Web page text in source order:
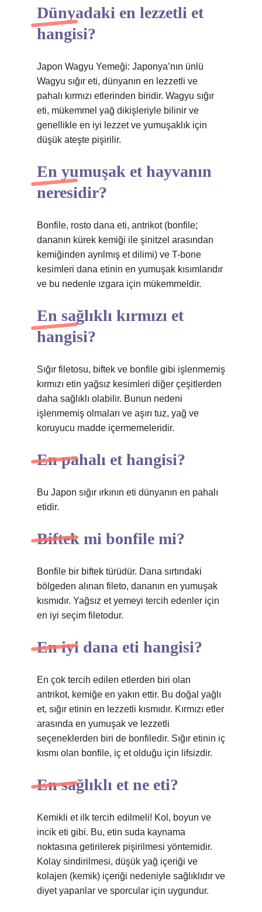
Dünyadaki en lezzetli et
hangisi?
Japon Wagyu Yemeği: Japonya’nın ünlü
Wagyu sığır eti, dünyanın en lezzetli ve
pahalı kırmızı etlerinden biridir. Wagyu sığır
eti, mükemmel yağ dikişleriyle bilinir ve
genellikle en iyi lezzet ve yumuşaklık için
düşük ateşte pişirilir.
En yumuşak et hayvanın
neresidir?
Bonfile, rosto dana eti, antrikot (bonfile;
dananın kürek kemiği ile şinitzel arasından
kemiğinden ayrılmış et dilimi) ve T-bone
kesimleri dana etinin en yumuşak kısımlarıdır
ve bu nedenle ızgara için mükemmeldir.
En sağlıklı kırmızı et
hangisi?
Sığır filetosu, biftek ve bonfile gibi işlenmemiş
kırmızı etin yağsız kesimleri diğer çeşitlerden
daha sağlıklı olabilir. Bunun nedeni
işlenmemiş olmaları ve aşırı tuz, yağ ve
koruyucu madde içermemeleridir.
En pahalı et hangisi?
Bu Japon sığır ırkının eti dünyanın en pahalı
etidir.
Biftek mi bonfile mi?
Bonfile bir biftek türüdür. Dana sırtındaki
bölgeden alınan fileto, dananın en yumuşak
kısmıdır. Yağsız et yemeyi tercih edenler için
en iyi seçim filetodur.
En iyi dana eti hangisi?
En çok tercih edilen etlerden biri olan
antrikot, kemiğe en yakın ettir. Bu doğal yağlı
et, sığır etinin en lezzetli kısmıdır. Kırmızı etler
arasında en yumuşak ve lezzetli
seçeneklerden biri de bonfiledir. Sığır etinin iç
kısmı olan bonfile, iç et olduğu için lifsizdir.
En sağlıklı et ne eti?
Kemikli et ilk tercih edilmeli! Kol, boyun ve
incik eti gibi. Bu, etin suda kaynama
noktasına getirilerek pişirilmesi yöntemidir.
Kolay sindirilmesi, düşük yağ içeriği ve
kolajen (kemik) içeriği nedeniyle sağlıklıdır ve
diyet yapanlar ve sporcular için uygundur.